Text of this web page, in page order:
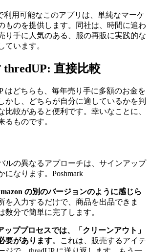
利用可能なこのアプリは、単純なマーケ
ものを提供します。同社は、時間に追わ
り手に人気のある、服の再販に実践的な
ています。
thredUP: 直接比較
はどちらも、毎年売り手に多額のお金を
かし、どちらが自分に適しているかを判
比較があると便利です。幸いなことに、
るものです。
ルの異なるアプローチは、サインアップ
になります。Poshmark
の別のバージョンのように感じら
を入力するだけで、商品を出品できま
数分で簡単に完了します。
ッププロセスでは、「クリーンアウト」
要があります。これは、販売するアイテ